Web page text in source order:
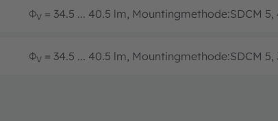
ΦV = 34.5 ... 40.5 lm, Mountingmethode:SDCM
ΦV = 34.5 ... 40.5 lm, Mountingmethode:SDCM 5,